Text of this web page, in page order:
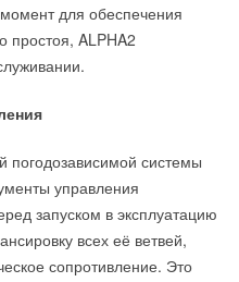
для обеспечения
простоя, ALPHA2
погодозависимой системы
управления
запуском в эксплуатацию
всех её ветвей,
сопротивление. Это